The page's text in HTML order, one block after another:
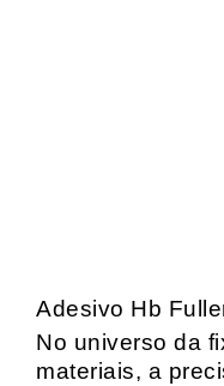
Adesivo Hb
No universo da
materiais, a